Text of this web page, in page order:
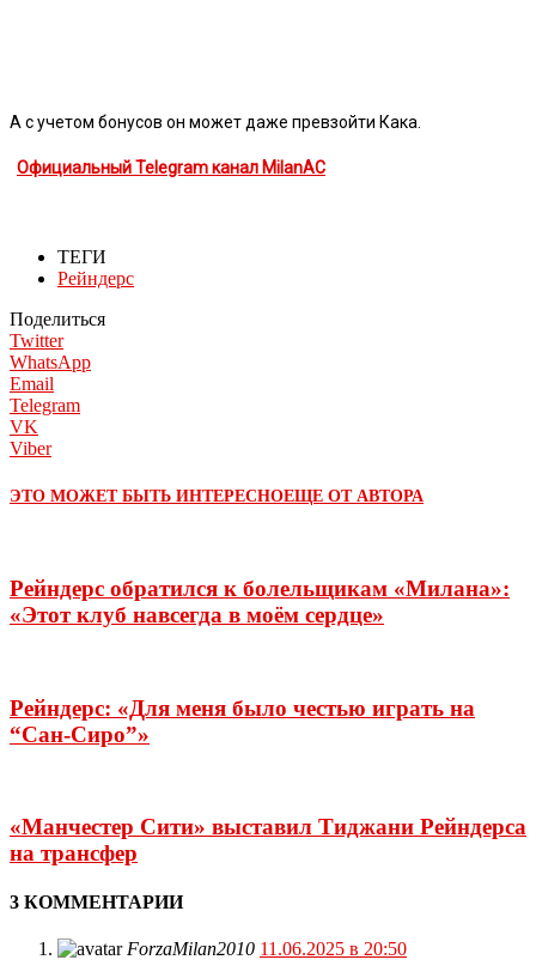
А с учетом бонусов он может даже превзойти Кака.
Официальный Telegram канал MilanAC
ТЕГИ
Рейндерс
Поделиться
Twitter
WhatsApp
Email
Telegram
VK
Viber
ЭТО МОЖЕТ БЫТЬ ИНТЕРЕСНОЕЩЕ ОТ АВТОРА
Рейндерс обратился к болельщикам «Милана»:
«Этот клуб навсегда в моём сердце»
Рейндерс: «Для меня было честью играть на
“Сан-Сиро”»
«Манчестер Сити» выставил Тиджани Рейндерса
на трансфер
3 КОММЕНТАРИИ
ForzaMilan2010 11.06.2025 в 20:50